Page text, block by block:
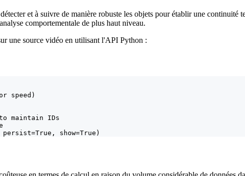
et à suivre de manière robuste les objets pour établir une continuité
comportementale de plus haut niveau.
une source vidéo en utilisant l'API Python :
speed)
maintain IDs
show=True)